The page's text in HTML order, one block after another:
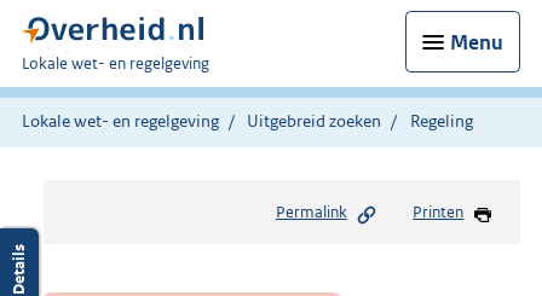
Menu
U
bent
hier:
Lokale wet- en regelgeving
Lokale wet- en regelgeving Uitgebreid zoeken Regeling
Permalink Printen